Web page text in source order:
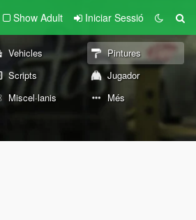
Show Adult Iniciar Sessió
Vehicles
Pintures
Scripts
Jugador
Miscel·lanis Més